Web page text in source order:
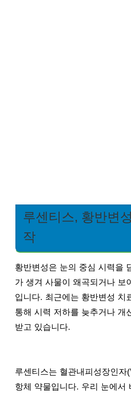
루센티스, 황반변
작
황반변성은 눈의 중심 시력을
가 생겨 사물이 왜곡되거나 보
입니다. 최근에는 황반변성 치
통해 시력 저하를 늦추거나 개
받고 있습니다.
루센티스는 혈관내피성장인자
항체 약물입니다. 우리 눈에서